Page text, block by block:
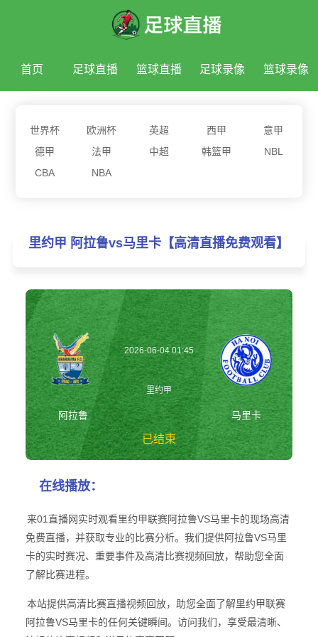
首页 足球直播 篮球直播 足球录像 篮球录像
世界杯 欧洲杯 英超 西甲
意甲
德甲
法甲 中超 韩篮甲
NBL
CBA
NBA
里约甲 阿拉鲁vs马里卡【高清直播免费观看】
阿拉鲁
2026-06-04 01:45
里约甲
已结束
马里卡
在线播放：
来01直播网实时观看里约甲联赛阿拉鲁VS马里卡的现场高清
免费直播，并获取专业的比赛分析。我们提供阿拉鲁VS马里
卡的实时赛况、重要事件及高清比赛视频回放，帮助您全面
了解比赛进程。
本站提供高清比赛直播视频回放，助您全面了解里约甲联赛
阿拉鲁VS马里卡的任何关键瞬间。访问我们，享受最清晰、